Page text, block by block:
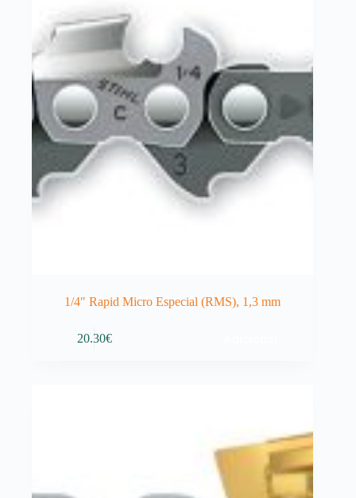
1/4″ Rapid Micro Especial (RMS), 1,3 mm
20.30€